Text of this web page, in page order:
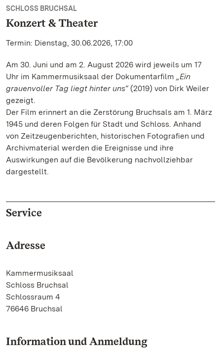
SCHLOSS BRUCHSAL
Konzert & Theater
Termin: Dienstag, 30.06.2026, 17:00
Am 30. Juni und am 2. August 2026 wird jeweils um 17
Uhr im Kammermusiksaal der Dokumentarfilm „Ein
grauenvoller Tag liegt hinter uns“(2019) von Dirk Weiler
gezeigt.
Der Film erinnert an die Zerstörung Bruchsals am 1. März
1945 und deren Folgen für Stadt und Schloss. Anhand
von Zeitzeugenberichten, historischen Fotografien und
Archivmaterial werden die Ereignisse und ihre
Auswirkungen auf die Bevölkerung nachvollziehbar
dargestellt.
Service
Adresse
Kammermusiksaal
Schloss Bruchsal
Schlossraum 4
76646 Bruchsal
Information und Anmeldung